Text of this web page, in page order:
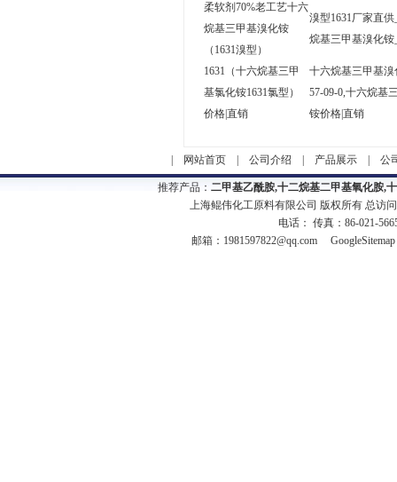
柔软剂70%老工艺十六
烷基三甲基溴化铵
（1631溴型）
溴型1631厂家直
烷基三甲基溴化铵
1631（十六烷基三甲
基氯化铵1631氯型）
价格|直销
十六烷基三甲基溴
57-09-0,十六烷基
铵价格|直销
网站首页 公司介绍 产品展示 公
推荐产品： 二甲基乙酰胺,十二烷基二甲基氧化胺,
上海鲲伟化工原料有限公司 版权所有 总访
电话： 传真：86-021-
邮箱： 1981597822@qq.com GoogleSitemap